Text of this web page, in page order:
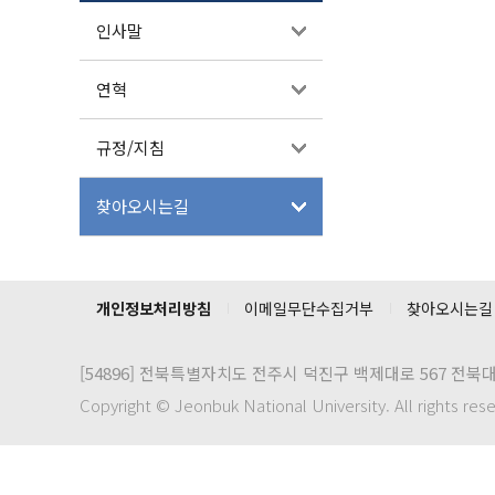
인사말
연혁
규정/지침
찾아오시는길
개인정보처리방침 이메일무단수집거부 찾아오시는길
[54896] 전북특별자치도 전주시 덕진구 백제대로 567 전북
Copyright © Jeonbuk National University. All rights